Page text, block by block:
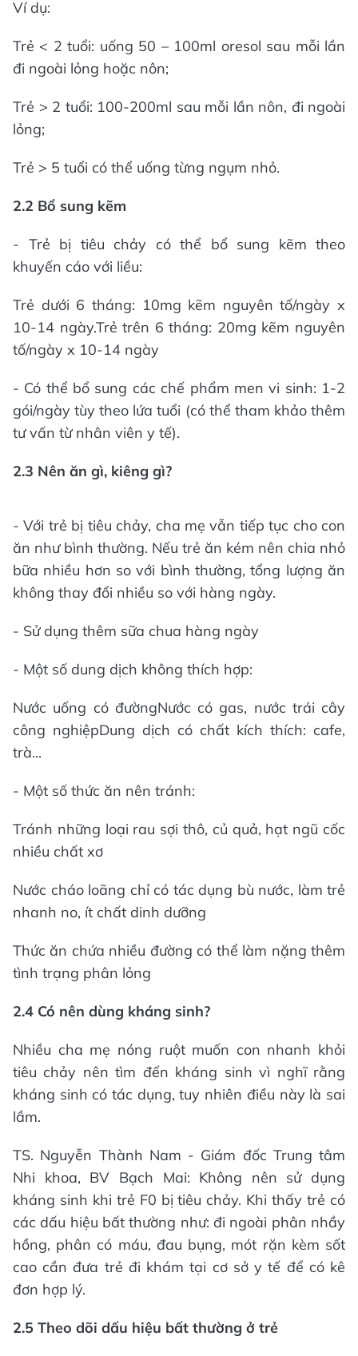
Ví dụ:
Trẻ < 2 tuổi: uống 50 – 100ml oresol sau mỗi lần
đi ngoài lỏng hoặc nôn;
Trẻ > 2 tuổi: 100-200ml sau mỗi lần nôn, đi ngoài
lỏng;
Trẻ > 5 tuổi có thể uống từng ngụm nhỏ.
2.2 Bổ sung kẽm
- Trẻ bị tiêu chảy có thể bổ sung kẽm theo
khuyến cáo với liều:
Trẻ dưới 6 tháng: 10mg kẽm nguyên tố/ngày x
10-14 ngày.Trẻ trên 6 tháng: 20mg kẽm nguyên
tố/ngày x 10-14 ngày
- Có thể bổ sung các chế phẩm men vi sinh: 1-2
gói/ngày tùy theo lứa tuổi (có thể tham khảo thêm
tư vấn từ nhân viên y tế).
2.3 Nên ăn gì, kiêng gì?
- Với trẻ bị tiêu chảy, cha mẹ vẫn tiếp tục cho con
ăn như bình thường. Nếu trẻ ăn kém nên chia nhỏ
bữa nhiều hơn so với bình thường, tổng lượng ăn
không thay đổi nhiều so với hàng ngày.
- Sử dụng thêm sữa chua hàng ngày
- Một số dung dịch không thích hợp:
Nước uống có đườngNước có gas, nước trái cây
công nghiệpDung dịch có chất kích thích: cafe,
trà...
- Một số thức ăn nên tránh:
Tránh những loại rau sợi thô, củ quả, hạt ngũ cốc
nhiều chất xơ
Nước cháo loãng chỉ có tác dụng bù nước, làm trẻ
nhanh no, ít chất dinh dưỡng
Thức ăn chứa nhiều đường có thể làm nặng thêm
tình trạng phân lỏng
2.4 Có nên dùng kháng sinh?
Nhiều cha mẹ nóng ruột muốn con nhanh khỏi
tiêu chảy nên tìm đến kháng sinh vì nghĩ rằng
kháng sinh có tác dụng, tuy nhiên điều này là sai
lầm.
TS. Nguyễn Thành Nam - Giám đốc Trung tâm
Nhi khoa, BV Bạch Mai: Không nên sử dụng
kháng sinh khi trẻ F0 bị tiêu chảy. Khi thấy trẻ có
các dấu hiệu bất thường như: đi ngoài phân nhầy
hồng, phân có máu, đau bụng, mót rặn kèm sốt
cao cần đưa trẻ đi khám tại cơ sở y tế để có kê
đơn hợp lý.
2.5 Theo dõi dấu hiệu bất thường ở trẻ